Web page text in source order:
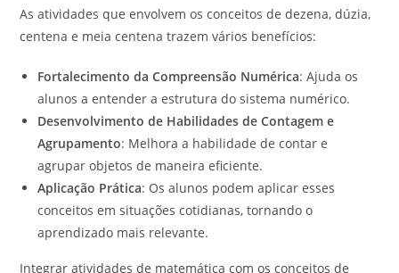
As atividades que envolvem os conceitos de dezena, dúzia,
centena e meia centena trazem vários benefícios:
Fortalecimento da Compreensão Numérica: Ajuda os
alunos a entender a estrutura do sistema numérico.
Desenvolvimento de Habilidades de Contagem e
Agrupamento: Melhora a habilidade de contar e
agrupar objetos de maneira eficiente.
Aplicação Prática: Os alunos podem aplicar esses
conceitos em situações cotidianas, tornando o
aprendizado mais relevante.
Integrar atividades de matemática com os conceitos de